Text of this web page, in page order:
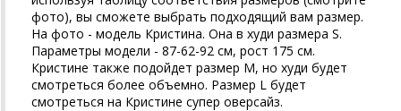
фото), вы сможете выбрать подходящий вам размер.
На фото - модель Кристина. Она в худи размера S.
Параметры модели - 87-62-92 см, рост 175 см.
Кристине также подойдет размер М, но худи будет
смотреться более объемно. Размер L будет
смотреться на Кристине супер оверсайз.